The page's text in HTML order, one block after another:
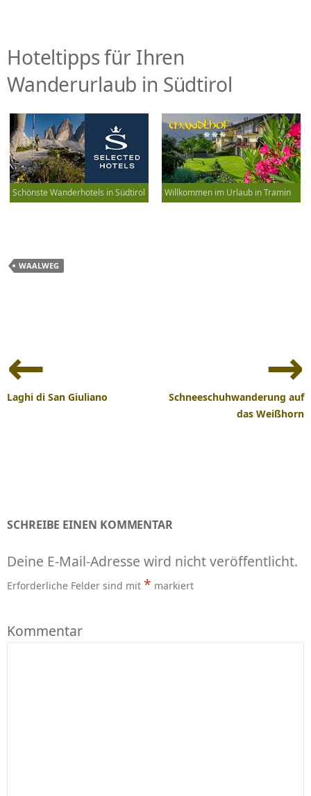
Hoteltipps für Ihren
Wanderurlaub in Südtirol
Schönste Wanderhotels in Südtirol Willkommen im Urlaub in Tramin
WAALWEG
Navigation
Laghi di San Giuliano
Schneeschuhwanderung auf
das Weißhorn
SCHREIBE EINEN KOMMENTAR
Deine E-Mail-Adresse wird nicht veröffentlicht.
Erforderliche Felder sind mit * markiert
Kommentar